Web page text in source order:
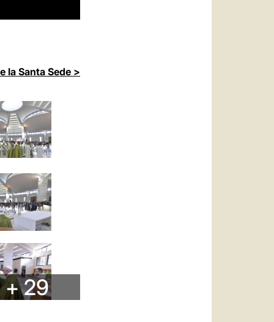
la Santa Sede >
+ 29